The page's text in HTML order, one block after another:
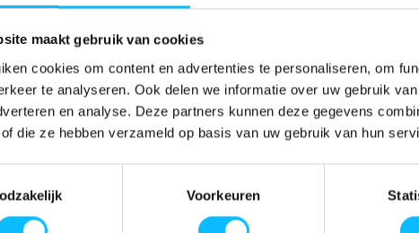
maakt gebruik van cookies
cookies om content en advertenties te personaliseren, om
te analyseren. Ook delen we informatie over uw gebruik
en analyse. Deze partners kunnen deze gegevens
die ze hebben verzameld op basis van uw gebruik van hun
Voorkeuren
Niet zeker wat jou maat
antraciet/zwart
Deelbare rits. Borstzak met
Artikelnummer
-
-